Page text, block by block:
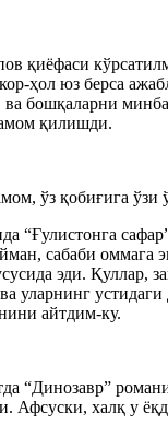
ҳол юз берса
бошқаларни
қилишди.
ўз қобиғига ўзи
сабаби оммага
эди. Қуллар,
айтдим-ку.
“Динозавр”
халқ у